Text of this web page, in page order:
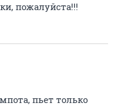
пожалуйста!!!
пьет только